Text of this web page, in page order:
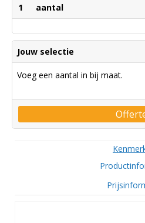
1 aantal
Jouw selectie
Voeg een aantal in bij maat.